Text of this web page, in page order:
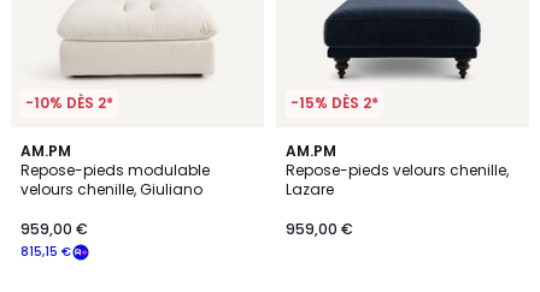
-10% DÈS 2*
AM.PM
Repose-pieds modulable
velours chenille, Giuliano
815,15 €
959,00 €
8
Couleurs
-15% DÈS 2*
AM.PM
Repose-pieds velours chenille,
Lazare
959,00 €
8
Couleurs